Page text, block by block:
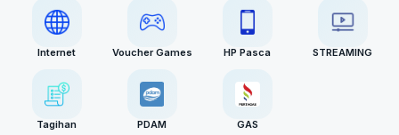
Internet Voucher Games HP Pasca STREAMING
Tagihan PDAM GAS